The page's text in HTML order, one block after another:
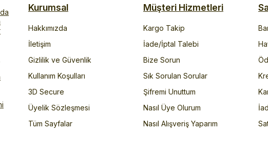
Kurumsal
Hakkımızda
İletişim
Gizlilik ve Güvenlik
Kullanım Koşulları
3D Secure
Üyelik Sözleşmesi
Tüm Sayfalar
Müşteri Hizmetleri
Kargo Takip
İade/İptal Talebi
Bize Sorun
Sık Sorulan Sorular
Şifremi Unuttum
Nasıl Üye Olurum
Nasıl Alışveriş Yaparım